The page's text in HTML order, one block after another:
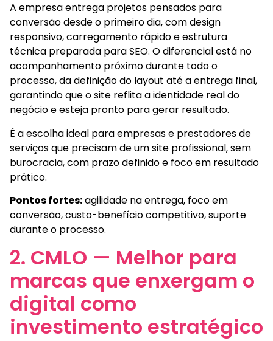
A empresa entrega projetos pensados para
conversão desde o primeiro dia, com design
responsivo, carregamento rápido e estrutura
técnica preparada para SEO. O diferencial está no
acompanhamento próximo durante todo o
processo, da definição do layout até a entrega final,
garantindo que o site reflita a identidade real do
negócio e esteja pronto para gerar resultado.
É a escolha ideal para empresas e prestadores de
serviços que precisam de um site profissional, sem
burocracia, com prazo definido e foco em resultado
prático.
Pontos fortes:agilidade na entrega, foco em
conversão, custo-benefício competitivo, suporte
durante o processo.
2. CMLO — Melhor para
marcas que enxergam o
digital como
investimento estratégico